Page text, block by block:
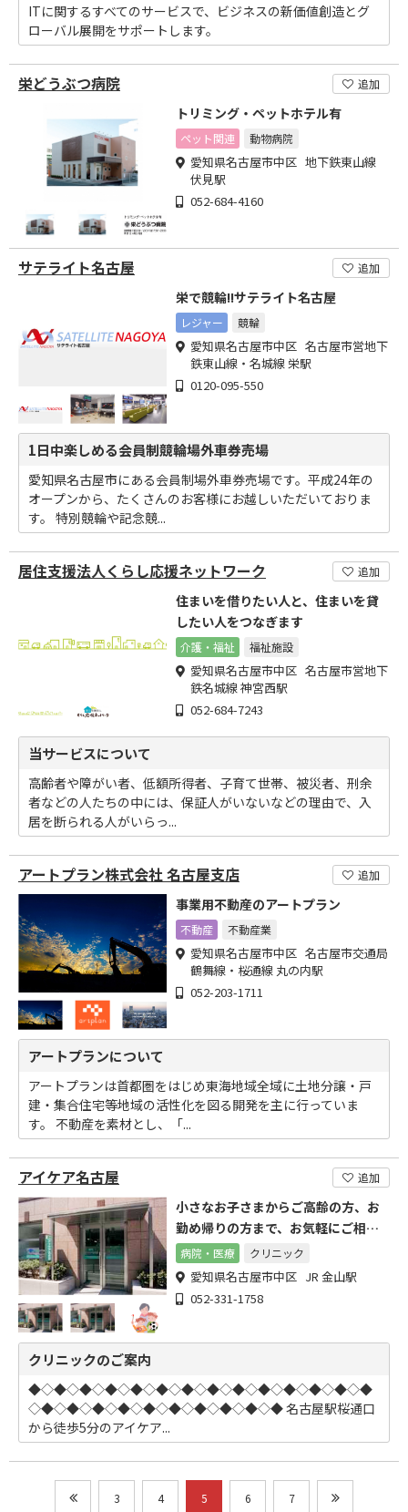
ITに関するすべてのサービスで、ビジネスの新価値創造とグ
ローバル展開をサポートします。
栄どうぶつ病院 追加
トリミング・ペットホテル有
ペット関連 動物病院
愛知県名古屋市中区 地下鉄東山線
伏見駅
052-684-4160
サテライト名古屋 追加
栄で競輪!!サテライト名古屋
レジャー 競輪
愛知県名古屋市中区 名古屋市営地下
鉄東山線・名城線 栄駅
0120-095-550
1日中楽しめる会員制競輪場外車券売場
愛知県名古屋市にある会員制場外車券売場です。平成24年の
オープンから、たくさんのお客様にお越しいただいておりま
す。 特別競輪や記念競...
居住支援法人くらし応援ネットワーク 追加
住まいを借りたい人と、住まいを貸
したい人をつなぎます
介護・福祉 福祉施設
愛知県名古屋市中区 名古屋市営地下
鉄名城線 神宮西駅
052-684-7243
当サービスについて
高齢者や障がい者、低額所得者、子育て世帯、被災者、刑余
者などの人たちの中には、保証人がいないなどの理由で、入
居を断られる人がいらっ...
アートプラン株式会社 名古屋支店 追加
事業用不動産のアートプラン
不動産 不動産業
愛知県名古屋市中区 名古屋市交通局
鶴舞線・桜通線 丸の内駅
052-203-1711
アートプランについて
アートプランは首都圏をはじめ東海地域全域に土地分譲・戸
建・集合住宅等地域の活性化を図る開発を主に行っていま
す。 不動産を素材とし、「...
アイケア名古屋 追加
小さなお子さまからご高齢の方、お
勤め帰りの方まで、お気軽にご相談
ください。
病院・医療 クリニック
愛知県名古屋市中区 JR 金山駅
052-331-1758
クリニックのご案内
◆◇◆◇◆◇◆◇◆◇◆◇◆◇◆◇◆◇◆◇◆◇◆◇◆◇◆
◇◆◇◆◇◆◇◆◇◆◇◆◇◆◇◆◇◆◇◆ 名古屋駅桜通口
から徒歩5分のアイケア...
3 4 5 6 7